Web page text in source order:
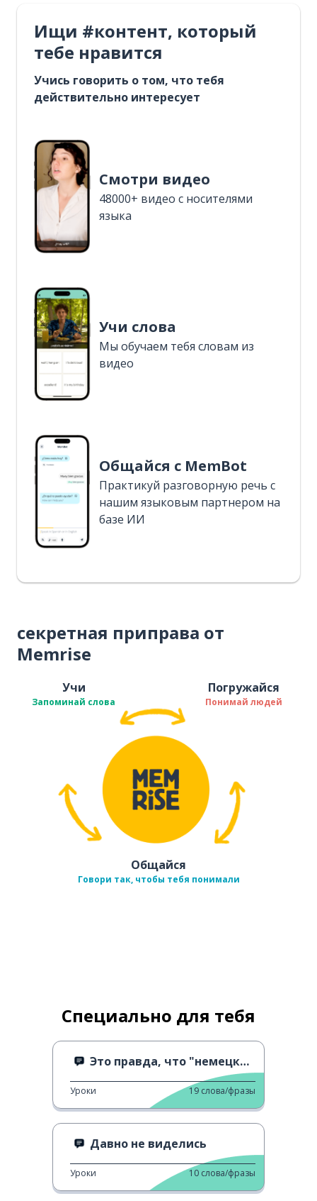
Ищи #контент, который
тебе нравится
Учись говорить о том, что тебя
действительно интересует
Смотри видео
48000+ видео с носителями
языка
Учи слова
Мы обучаем тебя словам из
видео
Общайся с MemBot
Практикуй разговорную речь с
нашим языковым партнером на
базе ИИ
секретная приправа от
Memrise
Учи
Запоминай слова
Погружайся
Понимай людей
Общайся
Говори так, чтобы тебя понимали
Специально для тебя
Это правда, что "немецкий звучит грубо"?
Уроки 19 слова/фразы
Давно не виделись
Уроки 10 слова/фразы